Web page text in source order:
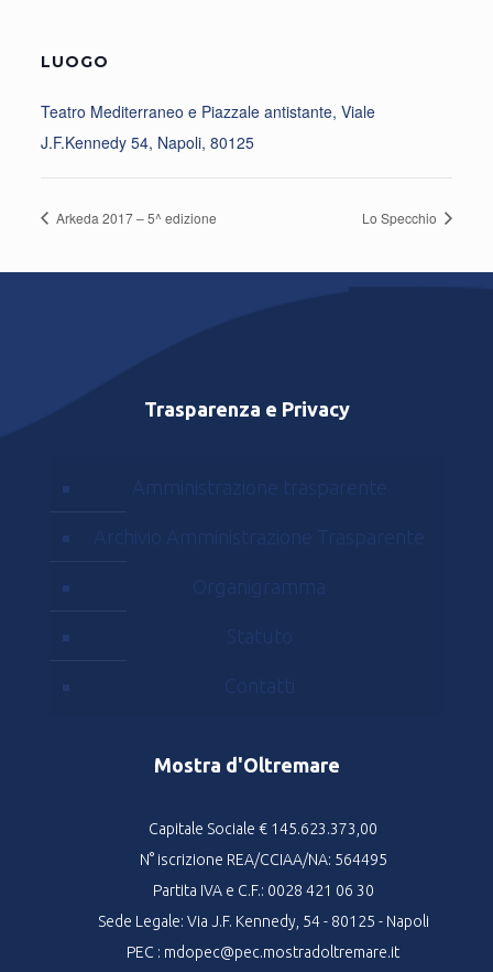
LUOGO
Teatro Mediterraneo e Piazzale antistante, Viale
J.F.Kennedy 54, Napoli, 80125
Arkeda 2017 – 5^ edizione Lo Specchio
Trasparenza e Privacy
Amministrazione trasparente
Archivio Amministrazione Trasparente
Organigramma
Statuto
Contatti
Mostra d'Oltremare
Capitale Sociale € 145.623.373,00
N° iscrizione REA/CCIAA/NA: 564495
Partita IVA e C.F.: 0028 421 06 30
Sede Legale: Via J.F. Kennedy, 54 - 80125 - Napoli
PEC : mdopec@pec.mostradoltremare.it